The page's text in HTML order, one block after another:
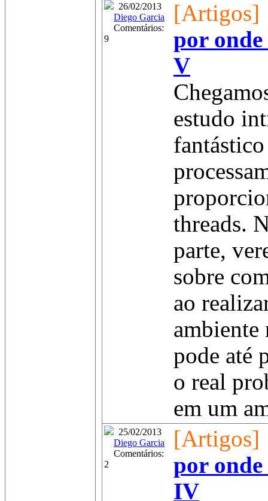
26/02/2013
Diego Garcia
Comentários:
9
[Artigos]
por onde
V
estudo
threads.
parte,
sobre
ao
ambiente
pode até
o real
em um
25/02/2013
Diego Garcia
Comentários:
2
[Artigos]
por onde
IV